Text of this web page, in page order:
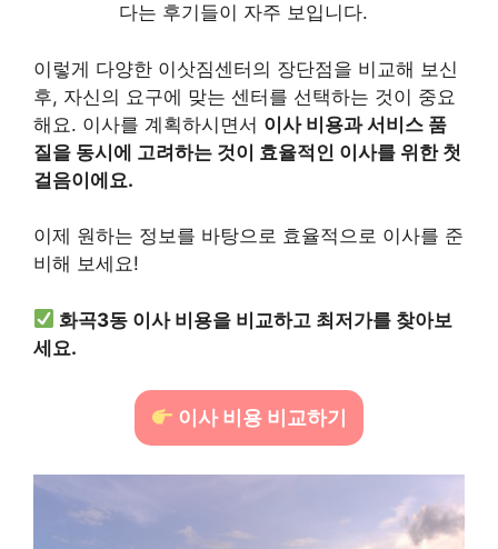
다는 후기들이 자주 보입니다.
이렇게 다양한 이삿짐센터의 장단점을 비교해 보신
후, 자신의 요구에 맞는 센터를 선택하는 것이 중요
해요. 이사를 계획하시면서 이사 비용과 서비스 품
질을 동시에 고려하는 것이 효율적인 이사를 위한 첫
걸음이에요.
이제 원하는 정보를 바탕으로 효율적으로 이사를 준
비해 보세요!
화곡3동 이사 비용을 비교하고 최저가를 찾아보
세요.
이사 비용 비교하기